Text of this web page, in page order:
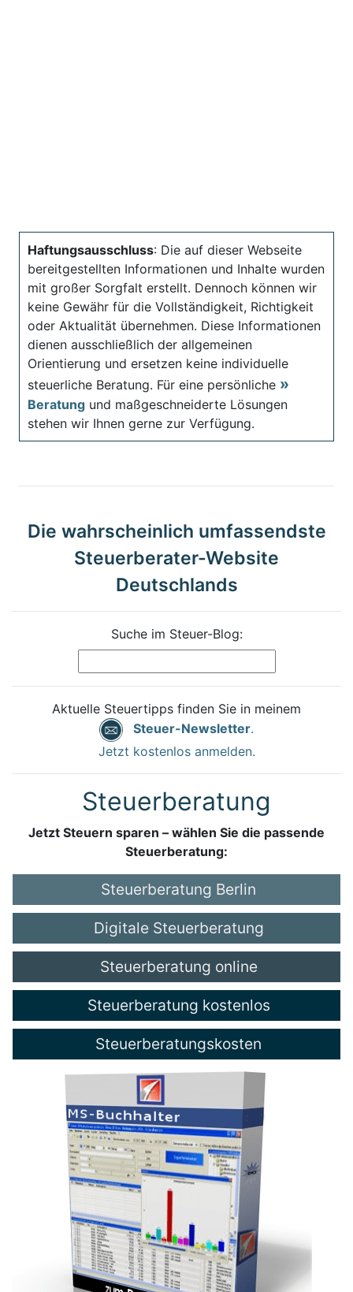
Haftungsausschluss: Die auf dieser Webseite
bereitgestellten Informationen und Inhalte wurden
mit großer Sorgfalt erstellt. Dennoch können wir
keine Gewähr für die Vollständigkeit, Richtigkeit
oder Aktualität übernehmen. Diese Informationen
dienen ausschließlich der allgemeinen
Orientierung und ersetzen keine individuelle
steuerliche Beratung. Für eine persönliche
Beratung und maßgeschneiderte Lösungen
stehen wir Ihnen gerne zur Verfügung.
Die wahrscheinlich umfassendste
Steuerberater-Website
Deutschlands
Suche im Steuer-Blog:
Aktuelle Steuertipps finden Sie in meinem
Steuer-Newsletter.
Jetzt kostenlos anmelden.
Steuerberatung
Jetzt Steuern sparen – wählen Sie die passende
Steuerberatung:
Steuerberatung Berlin
Digitale Steuerberatung
Steuerberatung online
Steuerberatung kostenlos
Steuerberatungskosten